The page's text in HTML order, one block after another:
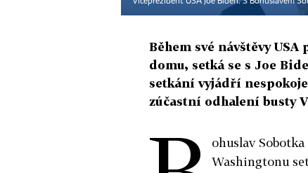
Během své návštěvy
domu, setká se s Joe
setkání vyjádří
zúčastní odhalení busty
ohuslav
Washingtonu